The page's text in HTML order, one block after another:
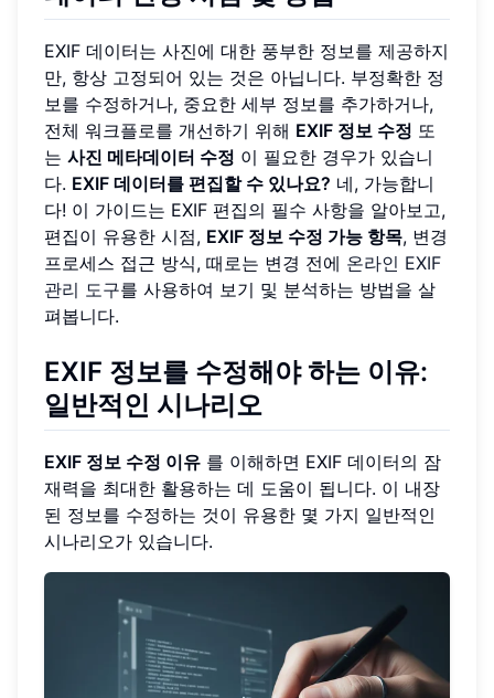
EXIF 데이터는 사진에 대한 풍부한 정보를 제공하지
만, 항상 고정되어 있는 것은 아닙니다. 부정확한 정
보를 수정하거나, 중요한 세부 정보를 추가하거나,
전체 워크플로를 개선하기 위해 EXIF 정보 수정 또
는 사진 메타데이터 수정 이 필요한 경우가 있습니
다. EXIF 데이터를 편집할 수 있나요? 네, 가능합니
다! 이 가이드는 EXIF 편집의 필수 사항을 알아보고,
편집이 유용한 시점, EXIF 정보 수정 가능 항목, 변경
프로세스 접근 방식, 때로는 변경 전에 온라인 EXIF
관리 도구를 사용하여 보기 및 분석하는 방법을 살
펴봅니다.
EXIF 정보를 수정해야 하는 이유:
일반적인 시나리오
EXIF 정보 수정 이유 를 이해하면 EXIF 데이터의 잠
재력을 최대한 활용하는 데 도움이 됩니다. 이 내장
된 정보를 수정하는 것이 유용한 몇 가지 일반적인
시나리오가 있습니다.